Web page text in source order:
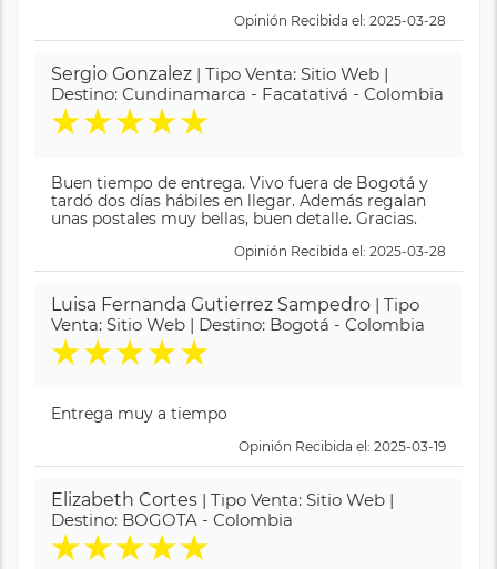
Opinión Recibida el: 2025-03-28
Sergio Gonzalez | Tipo Venta: Sitio Web |
Destino: Cundinamarca - Facatativá - Colombia
★★★★★
Buen tiempo de entrega. Vivo fuera de Bogotá y
tardó dos días hábiles en llegar. Además regalan
unas postales muy bellas, buen detalle. Gracias.
Opinión Recibida el: 2025-03-28
Luisa Fernanda Gutierrez Sampedro | Tipo
Venta: Sitio Web | Destino: Bogotá - Colombia
★★★★★
Entrega muy a tiempo
Opinión Recibida el: 2025-03-19
Elizabeth Cortes | Tipo Venta: Sitio Web |
Destino: BOGOTA - Colombia
★★★★★